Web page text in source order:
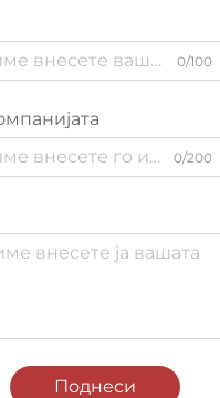
0/100
0/200
Поднеси